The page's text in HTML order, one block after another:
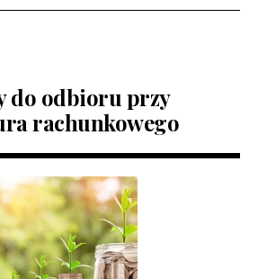
do odbioru przy
rachunkowego